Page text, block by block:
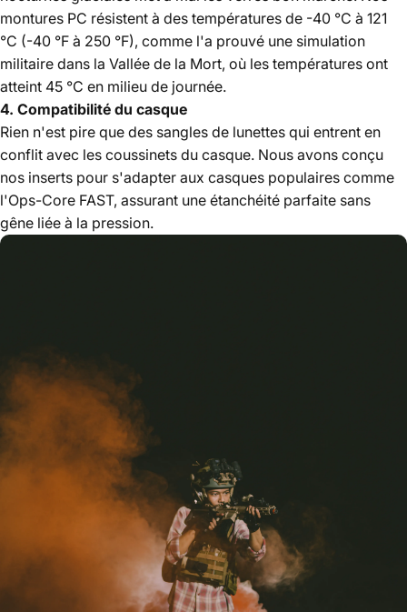
montures PC résistent à des températures de -40 °C à 121
°C (-40 °F à 250 °F), comme l'a prouvé une simulation
militaire dans la Vallée de la Mort, où les températures ont
atteint 45 °C en milieu de journée.
4. Compatibilité du casque
Rien n'est pire que des sangles de lunettes qui entrent en
conflit avec les coussinets du casque. Nous avons conçu
nos inserts pour s'adapter aux casques populaires comme
l'Ops-Core FAST, assurant une étanchéité parfaite sans
gêne liée à la pression.